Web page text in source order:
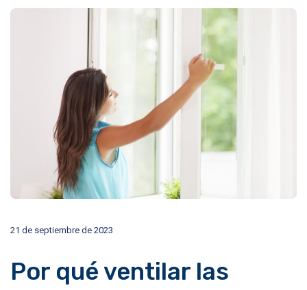
21 de septiembre de 2023
Por qué ventilar las